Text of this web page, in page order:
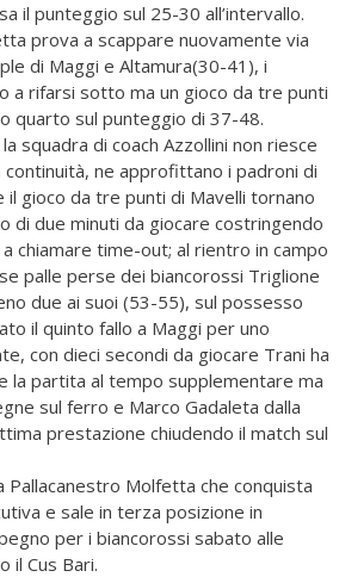
il punteggio sul 25-30 all’intervallo.
prova a scappare nuovamente via
di Maggi e Altamura(30-41), i
a rifarsi sotto ma un gioco da tre punti
quarto sul punteggio di 37-48.
squadra di coach Azzollini non riesce
ne approfittano i padroni di
il gioco da tre punti di Mavelli tornano
di due minuti da giocare costringendo
chiamare time-out; al rientro in campo
palle perse dei biancorossi Triglione
due ai suoi (53-55), sul possesso
il quinto fallo a Maggi per uno
con dieci secondi da giocare Trani ha
la partita al tempo supplementare ma
sul ferro e Marco Gadaleta dalla
prestazione chiudendo il match sul
Molfetta che conquista
e sale in terza posizione in
per i biancorossi sabato alle
il Cus Bari.